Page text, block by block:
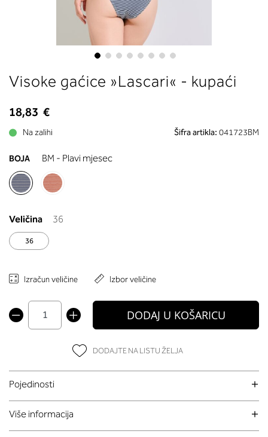
to
beginning
the
gallery
Visoke gaćice »Lascari« - kupaći
18,83 €
Na zalihi Šifra artikla: 041723BM
BOJA BM - Plavi mjesec
Veličina 36
36
Izračun veličine Izbor veličine
DODAJ U KOŠARICU
DODAJTE NA LISTU ŽELJA
Pojedinosti
Više informacija
boste prebrali, katera globina
ustreza vaši meri (A, B …) – iščite v
stolpcu, ki ste ga določili s
obsegom.